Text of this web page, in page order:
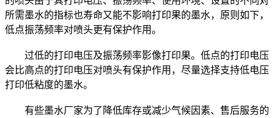
所需墨水的指标也寿命又能不影响打印果的墨水，原则如下，
低点振荡频率对喷头更有保护作用。
过低的打印电压及振荡频率影像打印果。低点的打印电压
会比高点的打印电压对喷头有保护作用，尽量选择支持低电压
打印低粘度的墨水。
有些墨水厂家为了降低库存或减少气候因素、售后服务的